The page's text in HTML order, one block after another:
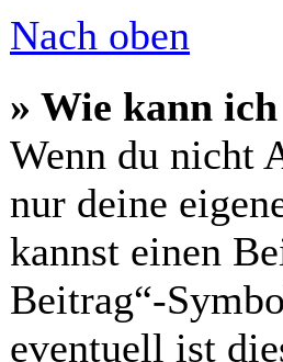
Nach oben
» Wie kann
Wenn du nicht
nur deine
kannst einen
Beitrag“-
eventuell ist